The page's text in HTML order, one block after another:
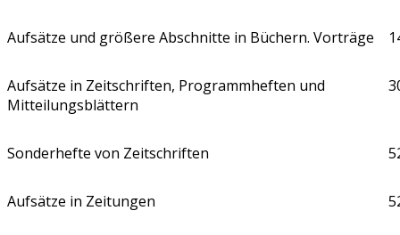
Aufsätze und größere Abschnitte in Büchern. Vorträge
Aufsätze in Zeitschriften, Programmheften und
Mitteilungsblättern
Sonderhefte von Zeitschriften
Aufsätze in Zeitungen